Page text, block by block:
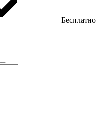
Бесплатно